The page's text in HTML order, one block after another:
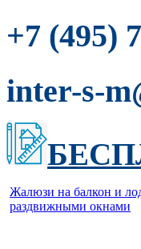
+7 (495)
inter-s-
Жалюзи на балкон и
раздвижными окнами